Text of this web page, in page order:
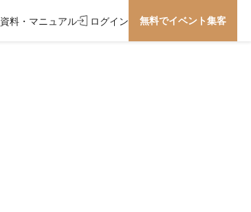
資料・マニュアル ログイン 無料でイベント集客